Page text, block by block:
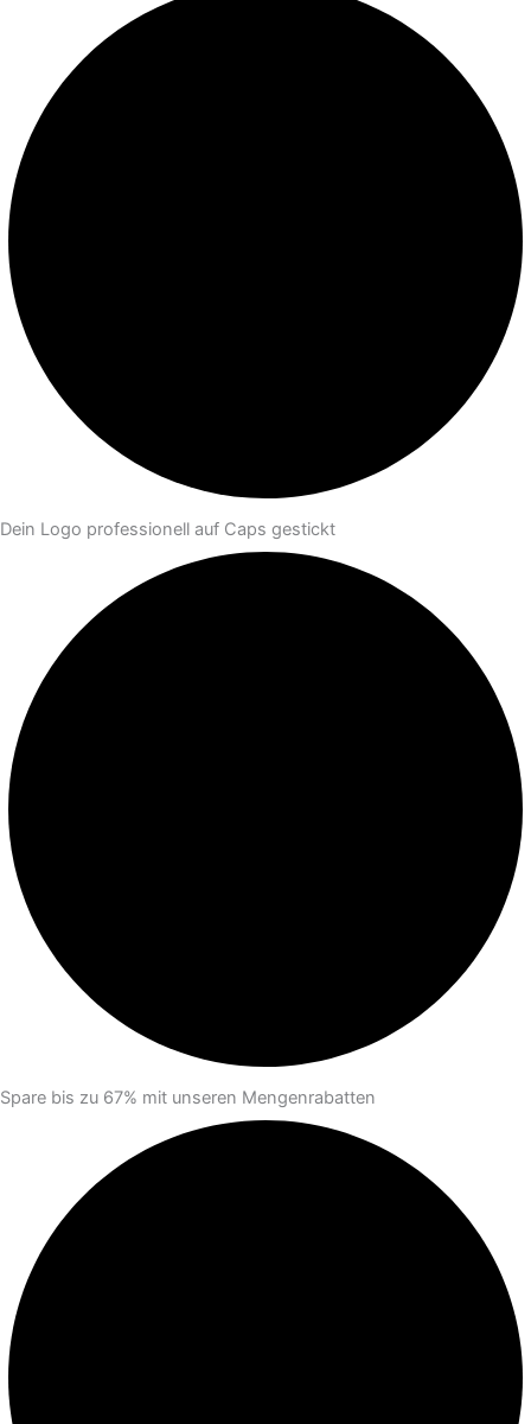
Dein Logo professionell auf Caps gestickt
Spare bis zu 67% mit unseren Mengenrabatten